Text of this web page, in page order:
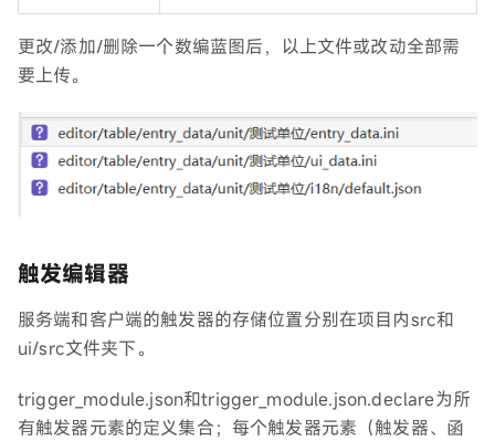
更改/添加/删除一个数编蓝图后，以上文件或改动全部需
要上传。
触发编辑器
服务端和客户端的触发器的存储位置分别在项目内src和
ui/src文件夹下。
trigger_module.json和trigger_module.json.declare为所
有触发器元素的定义集合；每个触发器元素（触发器、函